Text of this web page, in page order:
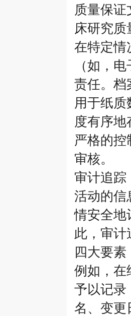
质量保
床研究
在特定情
（如，
责任。档
用于纸
度有序
严格的
审核。
审计追踪
活动的信
情安全地
此，审
四大要
例如，在
予以记录
名、变更